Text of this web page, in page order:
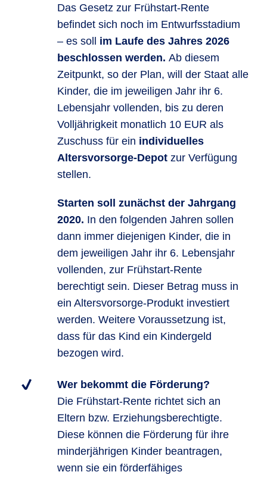
Das Gesetz zur Frühstart-Rente
befindet sich noch im Entwurfsstadium
– es soll im Laufe des Jahres 2026
beschlossen werden. Ab diesem
Zeitpunkt, so der Plan, will der Staat alle
Kinder, die im jeweiligen Jahr ihr 6.
Lebensjahr vollenden, bis zu deren
Volljährigkeit monatlich 10 EUR als
Zuschuss für ein individuelles
Altersvorsorge-Depot zur Verfügung
stellen.
Starten soll zunächst der Jahrgang
2020. In den folgenden Jahren sollen
dann immer diejenigen Kinder, die in
dem jeweiligen Jahr ihr 6. Lebensjahr
vollenden, zur Frühstart-Rente
berechtigt sein. Dieser Betrag muss in
ein Altersvorsorge-Produkt investiert
werden. Weitere Voraussetzung ist,
dass für das Kind ein Kindergeld
bezogen wird.
Wer bekommt die Förderung?
Die Frühstart-Rente richtet sich an
Eltern bzw. Erziehungsberechtigte.
Diese können die Förderung für ihre
minderjährigen Kinder beantragen,
wenn sie ein förderfähiges